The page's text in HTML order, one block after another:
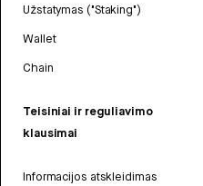
Užstatymas ("Staking")
Wallet
Chain
Teisiniai ir reguliavimo
klausimai
Informacijos atskleidimas